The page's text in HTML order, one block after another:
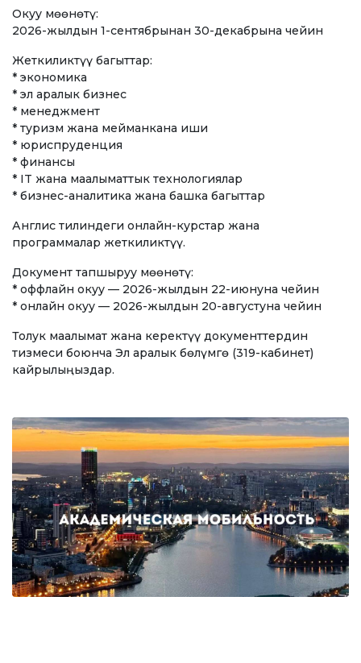
Коллегиялык органдар
Нормативдик документтер
Сунуштар жана арыздар
Коррупцияга Жок!
БИЛИМ БЕРҮҮ
credit_cardТӨЛӨӨ БАРАКЧАСЫ
БИЛИМ ДЕҢГЭЭЛИҢИЗ
Бакалавр
Магистратура
Адистик
ОКУТУУ БАГЫТЫ
Экономика
Менеджмент жана бизнести башкаруу
Туризм
Дарылоо иши
Маалымат технологиялары
Окуу мөөнөтү:
2026-жылдын 1-сентябрынан 30-декабрына чейин
Жеткиликтүү багыттар:
* экономика
* эл аралык бизнес
* менеджмент
* туризм жана мейманкана иши
* юриспруденция
* финансы
* IT жана маалыматтык технологиялар
* бизнес-аналитика жана башка багыттар
Англис тилиндеги онлайн-курстар жана
программалар жеткиликтүү.
Документ тапшыруу мөөнөтү:
* оффлайн окуу — 2026-жылдын 22-июнуна чейин
* онлайн окуу — 2026-жылдын 20-августуна чейин
Толук маалымат жана керектүү документтердин
тизмеси боюнча Эл аралык бөлүмгө (319-кабинет)
кайрылыңыздар.